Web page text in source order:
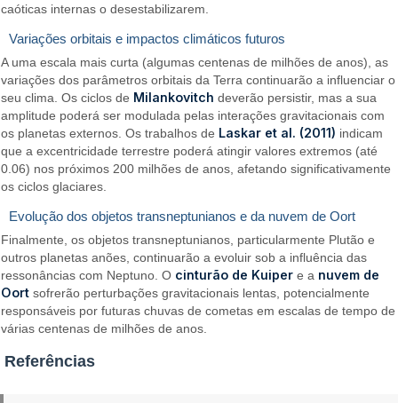
caóticas internas o desestabilizarem.
Variações orbitais e impactos climáticos futuros
A uma escala mais curta (algumas centenas de milhões de anos), as
variações dos parâmetros orbitais da Terra continuarão a influenciar o
seu clima. Os ciclos de Milankovitch deverão persistir, mas a sua
amplitude poderá ser modulada pelas interações gravitacionais com
os planetas externos. Os trabalhos de Laskar et al. (2011) indicam
que a excentricidade terrestre poderá atingir valores extremos (até
0.06) nos próximos 200 milhões de anos, afetando significativamente
os ciclos glaciares.
Evolução dos objetos transneptunianos e da nuvem de Oort
Finalmente, os objetos transneptunianos, particularmente Plutão e
outros planetas anões, continuarão a evoluir sob a influência das
ressonâncias com Neptuno. O cinturão de Kuiper e a nuvem de
Oort sofrerão perturbações gravitacionais lentas, potencialmente
responsáveis por futuras chuvas de cometas em escalas de tempo de
várias centenas de milhões de anos.
Referências